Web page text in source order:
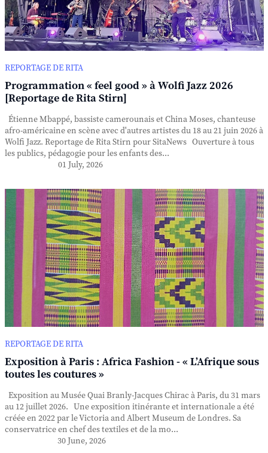
REPORTAGE DE RITA
Programmation « feel good » à Wolfi Jazz 2026
[Reportage de Rita Stirn]
Étienne Mbappé, bassiste camerounais et China Moses, chanteuse
afro-américaine en scène avec d'autres artistes du 18 au 21 juin 2026 à
Wolfi Jazz. Reportage de Rita Stirn pour SitaNews Ouverture à tous
les publics, pédagogie pour les enfants des...
01 July, 2026
REPORTAGE DE RITA
Exposition à Paris : Africa Fashion - « L’Afrique sous
toutes les coutures »
Exposition au Musée Quai Branly-Jacques Chirac à Paris, du 31 mars
au 12 juillet 2026. Une exposition itinérante et internationale a été
créée en 2022 par le Victoria and Albert Museum de Londres. Sa
conservatrice en chef des textiles et de la mo...
30 June, 2026